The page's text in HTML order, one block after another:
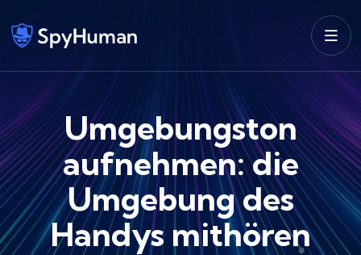
Umgebungston
aufnehmen: die
Umgebung des
Handys mithören